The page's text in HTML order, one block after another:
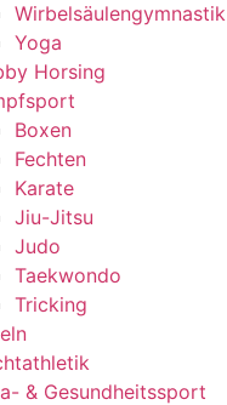
Wirbelsäulengymnastik
Yoga
Horsing
Boxen
Fechten
Karate
Jiu-Jitsu
Judo
Taekwondo
Tricking
& Gesundheitssport